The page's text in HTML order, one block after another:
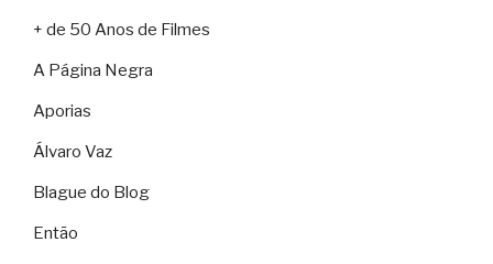
+ de 50 Anos de Filmes
A Página Negra
Aporias
Álvaro Vaz
Blague do Blog
Então